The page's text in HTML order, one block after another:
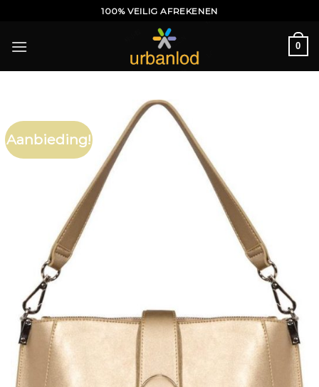
inhoud
100% VEILIG AFREKENEN
0
Aanbieding!